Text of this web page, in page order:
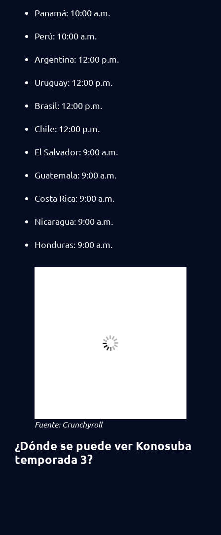
Panamá: 10:00 a.m.
Perú: 10:00 a.m.
Argentina: 12:00 p.m.
Uruguay: 12:00 p.m.
Brasil: 12:00 p.m.
Chile: 12:00 p.m.
El Salvador: 9:00 a.m.
Guatemala: 9:00 a.m.
Costa Rica: 9:00 a.m.
Nicaragua: 9:00 a.m.
Honduras: 9:00 a.m.
Fuente: Crunchyroll
¿Dónde se puede ver Konosuba
temporada 3?